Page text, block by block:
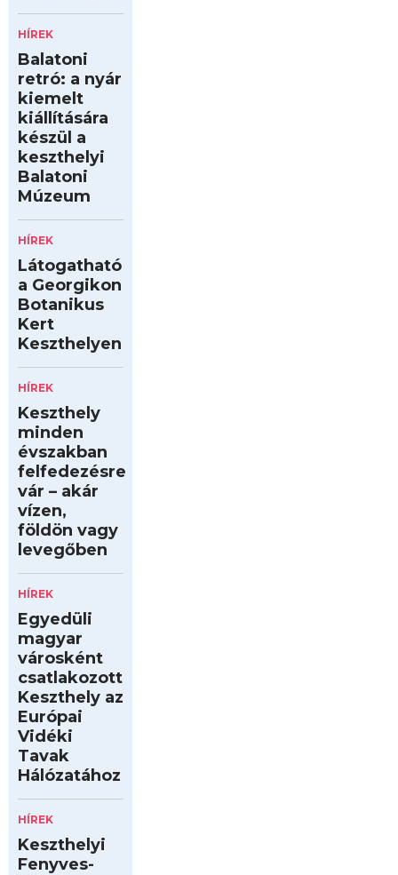
HÍREK
Balatoni
retró: a nyár
kiemelt
kiállítására
készül a
keszthelyi
Balatoni
Múzeum
HÍREK
Látogatható
a Georgikon
Botanikus
Kert
Keszthelyen
HÍREK
Keszthely
minden
évszakban
felfedezésre
vár – akár
vízen,
földön vagy
levegőben
HÍREK
Egyedüli
magyar
városként
csatlakozott
Keszthely az
Európai
Vidéki
Tavak
Hálózatához
HÍREK
Keszthelyi
Fenyves-